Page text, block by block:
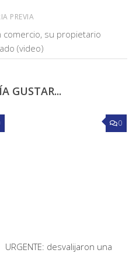
PREVIA
comercio, su propietario
(video)
GUSTAR...
0
URGENTE: desvalijaron una